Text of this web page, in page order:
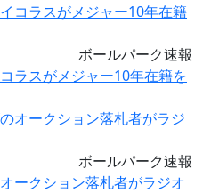
ボールパーク速報
ラスがメジャー10年在籍を
ボールパーク速報
ークション落札者がラジオ